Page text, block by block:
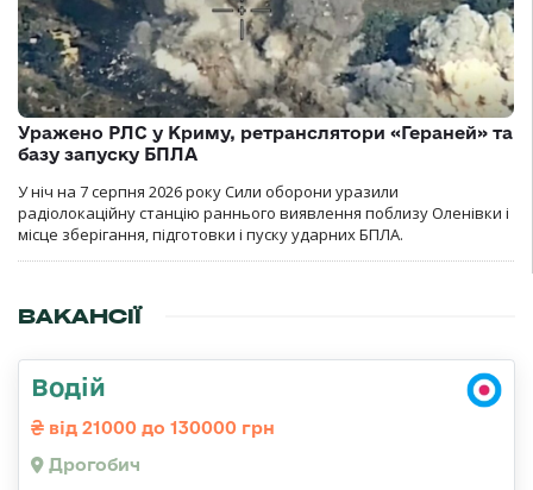
Уражено РЛС у Криму, ретранслятори «Гераней» та
базу запуску БПЛА
У ніч на 7 серпня 2026 року Сили оборони уразили
радіолокаційну станцію раннього виявлення поблизу Оленівки і
місце зберігання, підготовки і пуску ударних БПЛА.
ВАКАНСІЇ
Водій
від 21000 до 130000 грн
Дрогобич